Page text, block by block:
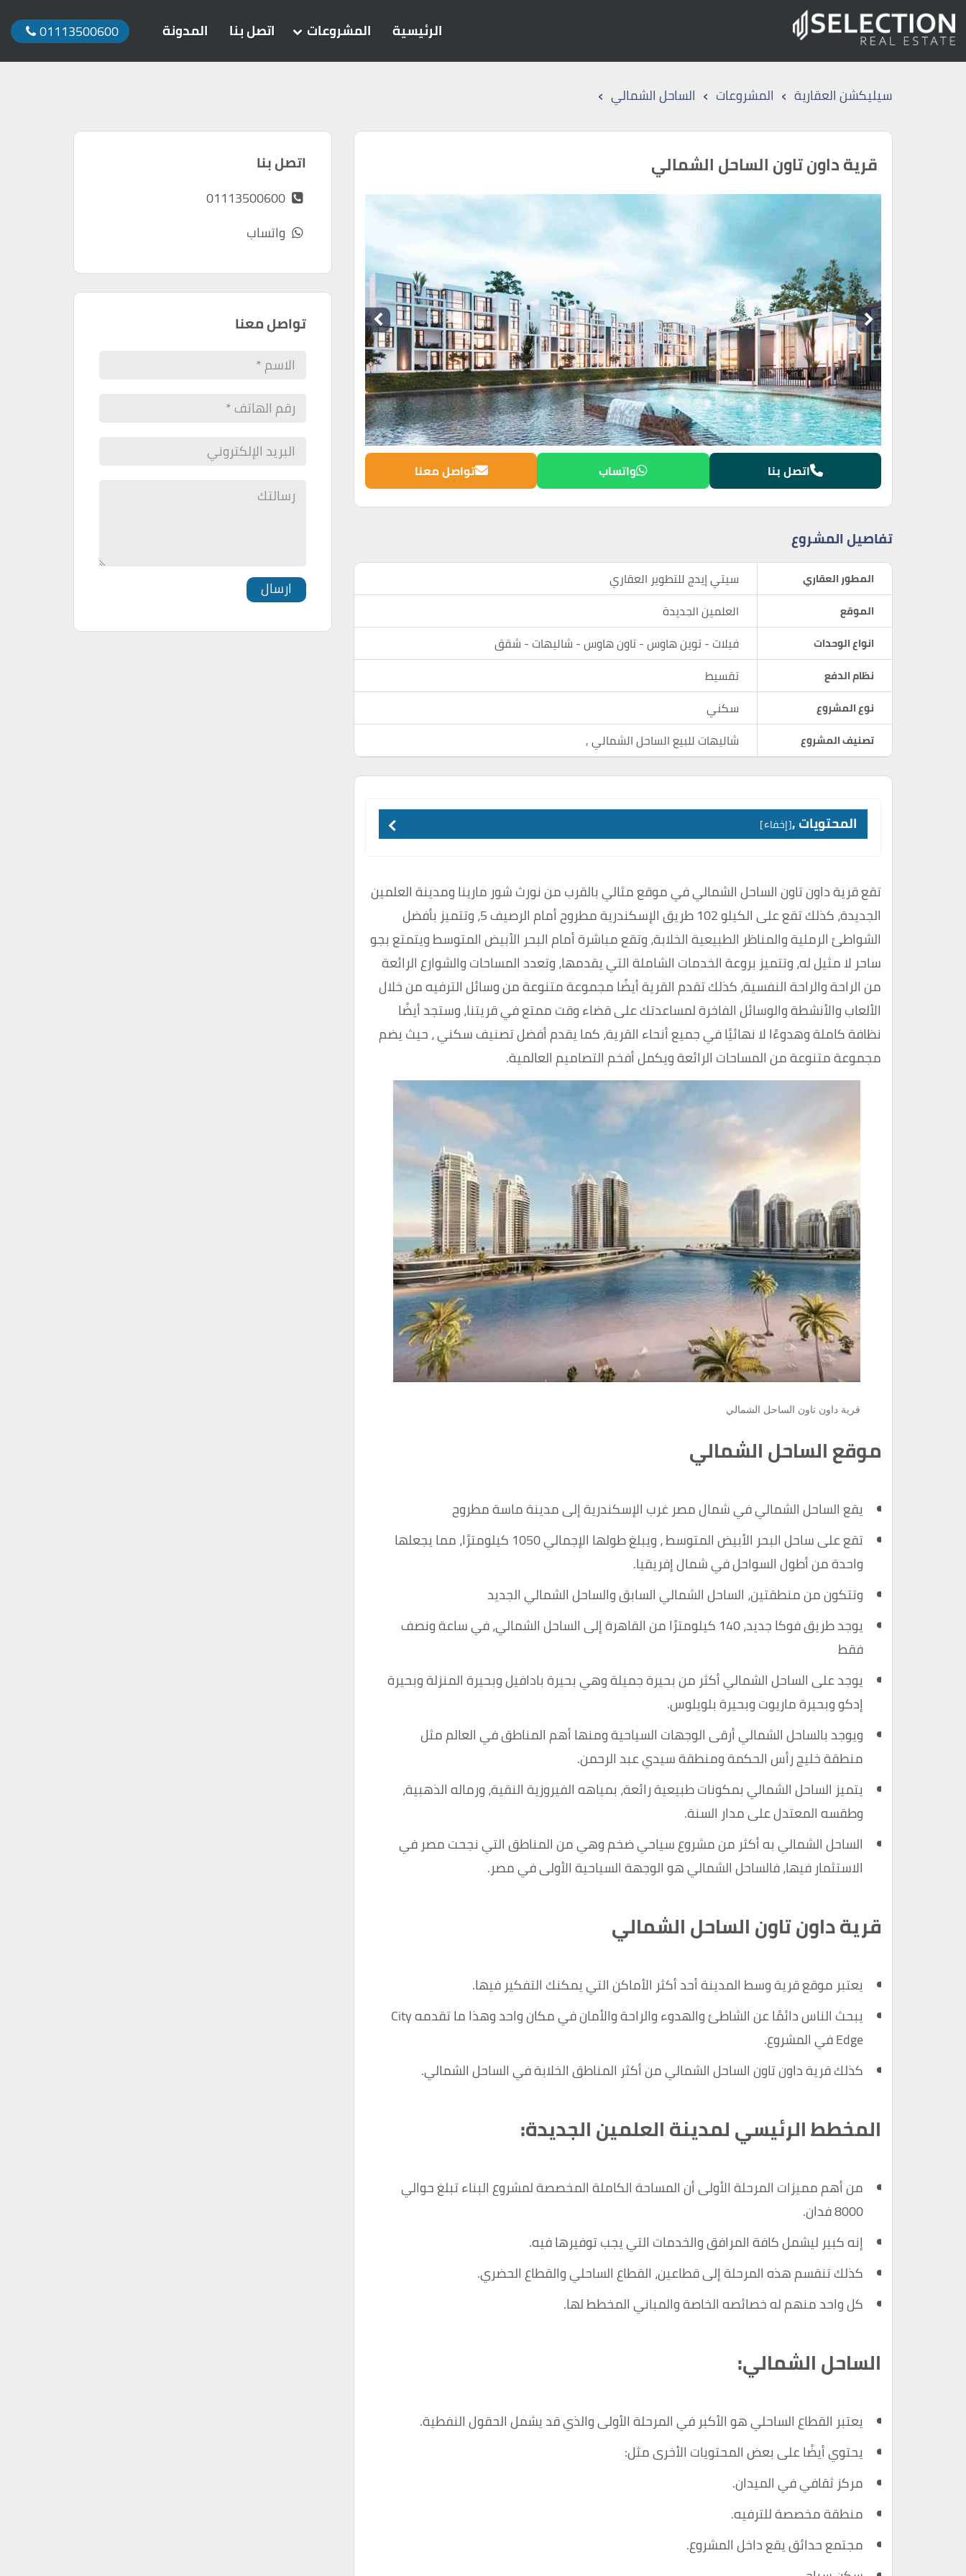
الرئيسية المشروعات اتصل بنا المدونة 01113500600
سيليكشن العقارية › المشروعات › الساحل الشمالي ›
قرية داون تاون الساحل الشمالي
اتصل بنا واتساب تواصل معنا
تفاصيل المشروع
المطور العقاري سيتي إيدج للتطوير العقاري
الموقع العلمين الجديدة
انواع الوحدات فيلات - توين هاوس - تاون هاوس - شاليهات - شقق
نظام الدفع تقسيط
نوع المشروع سكني
تصنيف المشروع شاليهات للبيع الساحل الشمالي,
المحتويات , إخفاء
تقع قرية داون تاون الساحل الشمالي في موقع مثالي بالقرب من نورث شور مارينا ومدينة العلمين
الجديدة، كذلك تقع على الكيلو 102 طريق الإسكندرية مطروح أمام الرصيف 5، وتتميز بأفضل
الشواطئ الرملية والمناظر الطبيعية الخلابة، وتقع مباشرة أمام البحر الأبيض المتوسط ​​ويتمتع بجو
ساحر لا مثيل له، وتتميز بروعة الخدمات الشاملة التي يقدمها، وتعدد المساحات والشوارع الرائعة
من الراحة والراحة النفسية، كذلك تقدم القرية أيضًا مجموعة متنوعة من وسائل الترفيه من خلال
الألعاب والأنشطة والوسائل الفاخرة لمساعدتك على قضاء وقت ممتع في قريتنا، وستجد أيضًا
نظافة كاملة وهدوءًا لا نهائيًا في جميع أنحاء القرية، كما يقدم أفضل تصنيف سكني ، حيث يضم
مجموعة متنوعة من المساحات الرائعة ويكمل أفخم التصاميم العالمية.
قرية داون تاون الساحل الشمالي
موقع الساحل الشمالي
يقع الساحل الشمالي في شمال مصر غرب الإسكندرية إلى مدينة ماسة مطروح
تقع على ساحل البحر الأبيض المتوسط ​​، ويبلغ طولها الإجمالي 1050 كيلومترًا، مما يجعلها
واحدة من أطول السواحل في شمال إفريقيا.
وتتكون من منطقتين، الساحل الشمالي السابق والساحل الشمالي الجديد
يوجد طريق فوكا جديد، 140 كيلومترًا من القاهرة إلى الساحل الشمالي، في ساعة ونصف
فقط
يوجد على الساحل الشمالي أكثر من بحيرة جميلة وهي بحيرة بادافيل وبحيرة المنزلة وبحيرة
إدكو وبحيرة ماريوت وبحيرة بلويلوس.
ويوجد بالساحل الشمالي أرقى الوجهات السياحية ومنها أهم المناطق في العالم مثل
منطقة خليج رأس الحكمة ومنطقة سيدي عبد الرحمن.
يتميز الساحل الشمالي بمكونات طبيعية رائعة، بمياهه الفيروزية النقية، ورماله الذهبية،
وطقسه المعتدل على مدار السنة.
الساحل الشمالي به أكثر من مشروع سياحي ضخم وهي من المناطق التي نجحت مصر في
الاستثمار فيها، فالساحل الشمالي هو الوجهة السياحية الأولى في مصر.
قرية داون تاون الساحل الشمالي
يعتبر موقع قرية وسط المدينة أحد أكثر الأماكن التي يمكنك التفكير فيها.
يبحث الناس دائمًا عن الشاطئ والهدوء والراحة والأمان في مكان واحد وهذا ما تقدمه City
Edge في المشروع.
كذلك قرية داون تاون الساحل الشمالي من أكثر المناطق الخلابة في الساحل الشمالي.
المخطط الرئيسي لمدينة العلمين الجديدة:
من أهم مميزات المرحلة الأولى أن المساحة الكاملة المخصصة لمشروع البناء تبلغ حوالي
8000 فدان.
إنه كبير ليشمل كافة المرافق والخدمات التي يجب توفيرها فيه.
كذلك تنقسم هذه المرحلة إلى قطاعين، القطاع الساحلي والقطاع الحضري.
كل واحد منهم له خصائصه الخاصة والمباني المخطط لها.
الساحل الشمالي:
يعتبر القطاع الساحلي هو الأكبر في المرحلة الأولى والذي قد يشمل الحقول النفطية.
يحتوي أيضًا على بعض المحتويات الأخرى مثل:
مركز ثقافي في الميدان.
منطقة مخصصة للترفيه.
مجتمع حدائق يقع داخل المشروع.
اتصل بنا
01113500600
واتساب
تواصل معنا